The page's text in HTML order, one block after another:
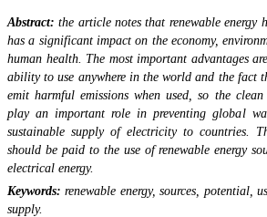
Abstract: the article notes that renewable energy
has a significant impact on the economy,
human health. The most important advantages
ability to use anywhere in the world and the fact
emit harmful emissions when used, so the
play an important role in preventing global
sustainable supply of electricity to countries.
should be paid to the use of renewable energy
electrical energy.
Keywords: renewable energy, sources, potential,
supply.